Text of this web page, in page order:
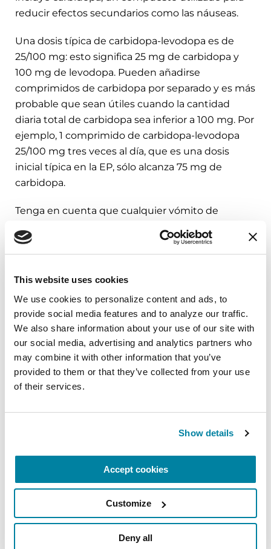
This website uses cookies
We use cookies to personalize content and ads, to
provide social media features and to analyze our traffic.
We also share information about your use of our site with
our social media, advertising and analytics partners who
may combine it with other information that you’ve
provided to them or that they’ve collected from your use
of their services.
Show details
Accept cookies
Customize
Deny all
reducir efectos secundarios como las náuseas.
Una dosis típica de carbidopa-levodopa es de
25/100 mg: esto significa 25 mg de carbidopa y
100 mg de levodopa. Pueden añadirse
comprimidos de carbidopa por separado y es más
probable que sean útiles cuando la cantidad
diaria total de carbidopa sea inferior a 100 mg. Por
ejemplo, 1 comprimido de carbidopa-levodopa
25/100 mg tres veces al día, que es una dosis
inicial típica en la EP, sólo alcanza 75 mg de
carbidopa.
Tenga en cuenta que cualquier vómito de
o sangrado requiere una evaluación rápida por
causas no relacionadas con el Parkinson.
Esta página es una traducción de la página
Constipation & Nauseade la Parkinson’s
Foundation, revisada en su versión en inglés por
la Dra. Addie Patterson, neuróloga especialista en
trastornos del movimiento en el Norman Fixel
Institute for Neurological Diseases de la University
of Florida, un Centro de Excelencia de la
en español por el Dr. Kevin Duque, investigador
clínico en neurología, División de Trastornos del
Materiales
Relacionados